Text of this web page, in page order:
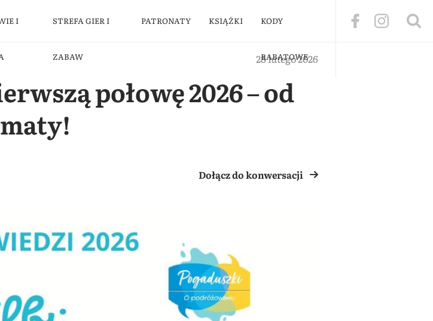
I STREFA GIER I
ZABAW
PATRONATY KSIĄŻKI KODY
RABATOWE
28 lutego 2026
połowę 2026 – od
Dołącz do konwersacji